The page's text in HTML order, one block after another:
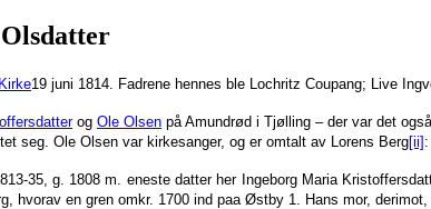
19 juni 1814. Fadrene hennes ble Lochritz Coupang; Live
og Ole Olsen på Amundrød i Tjølling – der var det
seg. Ole Olsen var kirkesanger, og er omtalt av Lorens Berg[ii] :
35, g. 1808 m. eneste datter her Ingeborg Maria
hvorav en gren omkr. 1700 ind paa Østby 1. Hans mor,